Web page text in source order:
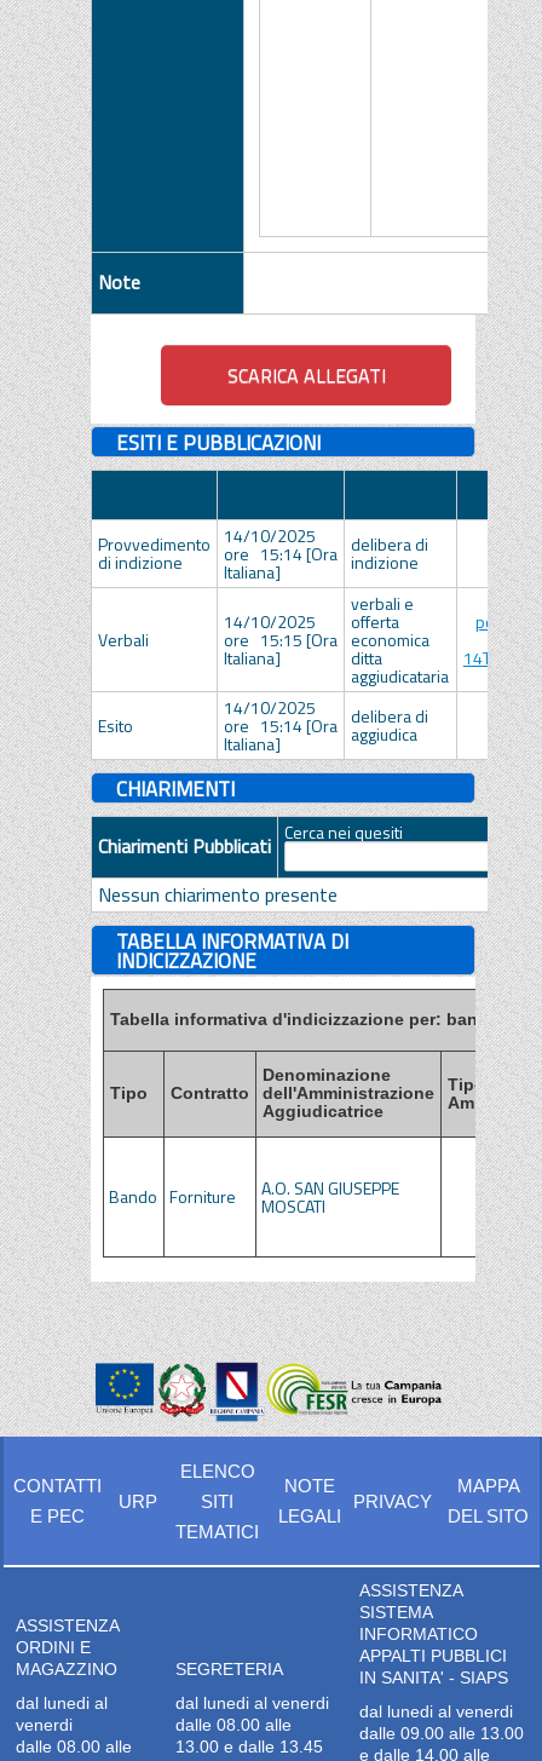
Note
ESITI E PUBBLICAZIONI
Allegato
Provvedimento
di indizione
14/10/2025
ore 15:14 [Ora
Italiana]
delibera di
indizione
DEL-
Verbali
14/10/2025
ore 15:15 [Ora
Italiana]
verbali e
offerta
economica
ditta
aggiudicataria
Esito
14/10/2025
ore 15:14 [Ora
Italiana]
delibera di
aggiudica
DEL-
CHIARIMENTI
Chiarimenti Pubblicati Cerca nei quesiti
Nessun chiarimento presente
TABELLA INFORMATIVA DI
INDICIZZAZIONE
Tabella informativa d'indicizzazione per: bandi,
Tipo Contratto
Denominazione
dell'Amministrazione
Aggiudicatrice
Tipo di
Bando Forniture A.O. SAN GIUSEPPE
MOSCATI
CONTATTI
E PEC
URP
ELENCO
SITI
TEMATICI
NOTE
LEGALI
PRIVACY
MAPPA
DEL SITO
ASSISTENZA
ORDINI E
MAGAZZINO
dal lunedi al
venerdi
dalle 08.00 alle
SEGRETERIA
dal lunedi al venerdi
dalle 08.00 alle
13.00 e dalle 13.45
ASSISTENZA
SISTEMA
INFORMATICO
APPALTI PUBBLICI
IN SANITA' - SIAPS
dal lunedi al venerdi
dalle 09.00 alle 13.00
e dalle 14.00 alle